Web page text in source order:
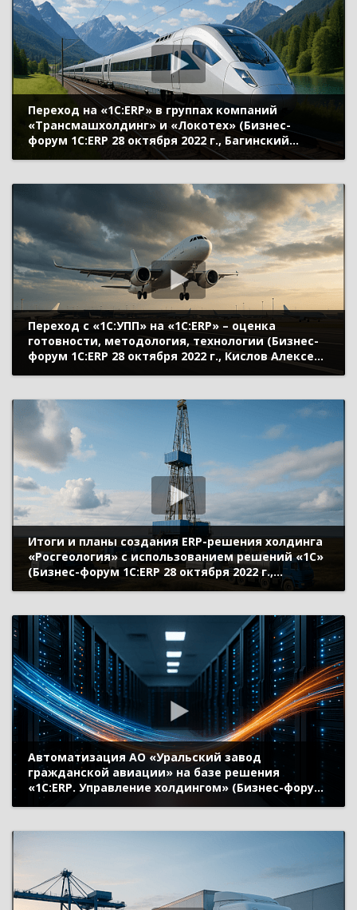
Переход на «1C:ERP» в группах компаний
«Трансмашхолдинг» и «Локотех» (Бизнес-
форум 1С:ERP 28 октября 2022 г., Багинский
Андрей, «Трансмашхолдинг»)
Переход с «1С:УПП» на «1С:ERP» – оценка
готовности, методология, технологии (Бизнес-
форум 1С:ERP 28 октября 2022 г., Кислов Алексей,
Итоги и планы создания ERP-решения холдинга
«Росгеология» с использованием решений «1С»
(Бизнес-форум 1С:ERP 28 октября 2022 г.,
Соловьев Павел, АО «Росгеология»)
Автоматизация АО «Уральский завод
гражданской авиации» на базе решения
«1С:ERP. Управление холдингом» (Бизнес-форум
1С:ERP 28 октября 2022 г., Замаруев Владимир,